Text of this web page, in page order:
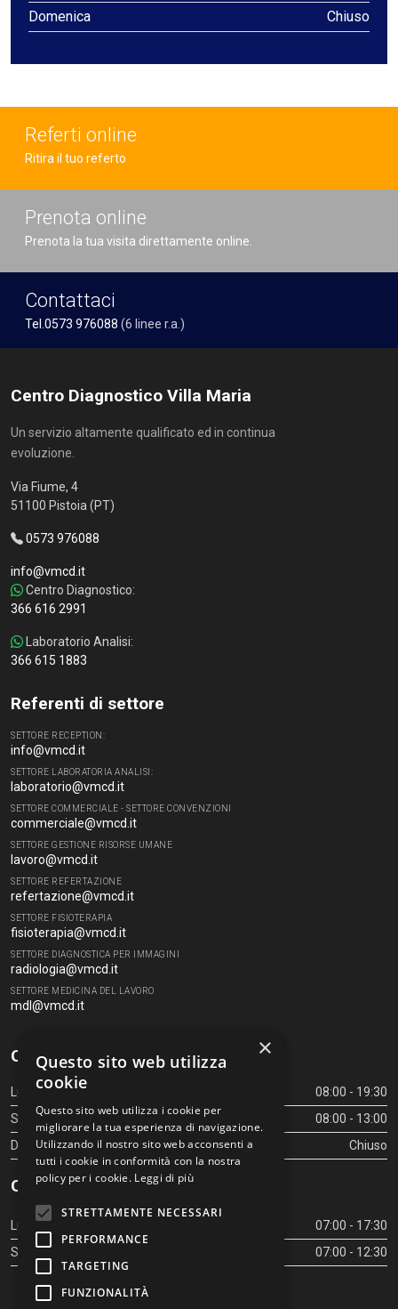
Domenica
Chiuso
Referti online
Ritira il tuo referto
Prenota online
Prenota la tua visita direttamente online.
Contattaci
Tel.0573 976088 (6 linee r.a.)
Centro Diagnostico Villa Maria
Un servizio altamente qualificato ed in continua
evoluzione.
Via Fiume, 4
51100 Pistoia (PT)
0573 976088
info@vmcd.it
Centro Diagnostico:
366 616 2991
Laboratorio Analisi:
366 615 1883
Referenti di settore
SETTORE RECEPTION:
info@vmcd.it
SETTORE LABORATORIA ANALISI:
laboratorio@vmcd.it
SETTORE COMMERCIALE - SETTORE CONVENZIONI
commerciale@vmcd.it
SETTORE GESTIONE RISORSE UMANE
lavoro@vmcd.it
SETTORE REFERTAZIONE
refertazione@vmcd.it
SETTORE FISIOTERAPIA
fisioterapia@vmcd.it
SETTORE DIAGNOSTICA PER IMMAGINI
radiologia@vmcd.it
SETTORE MEDICINA DEL LAVORO
mdl@vmcd.it
Orari Centro Diagnostico
Lunedì - Venerdì
08:00 - 19:30
Sabato
08:00 - 13:00
Domenica
Chiuso
Orari Centro Diagnostico
Lunedì - Venerdì
07:00 - 17:30
Sabato
07:00 - 12:30
×
Questo sito web utilizza
cookie
Questo sito web utilizza i cookie per
migliorare la tua esperienza di navigazione.
Utilizzando il nostro sito web acconsenti a
tutti i cookie in conformità con la nostra
policy per i cookie. Leggi di più
STRETTAMENTE NECESSARI
PERFORMANCE
TARGETING
FUNZIONALITÀ